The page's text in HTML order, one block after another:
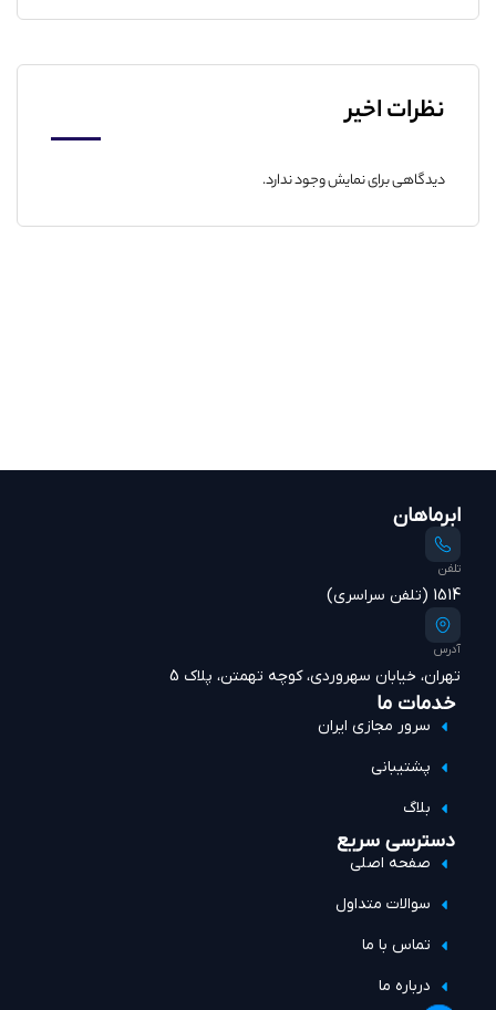
نظرات اخیر
دیدگاهی برای نمایش وجود ندارد.
دسترسی سریع
صفحه اصلی
سوالات متداول
تماس با ما
درباره ما
خدمات ما
سرور مجازی ایران
پشتیبانی
بلاگ
ابرماهان
تلفن
1514 (تلفن سراسری)
آدرس
تهران، خیابان سهروردی، کوچه تهمتن، پلاک 5